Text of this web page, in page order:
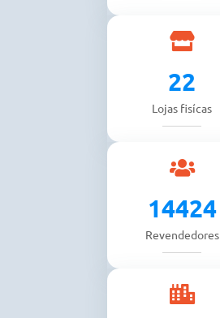
23
Lojas fisícas
14434
Revendedores